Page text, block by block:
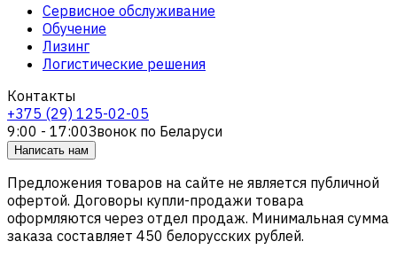
Сервисное обслуживание
Обучение
Лизинг
Логистические решения
Контакты
+375 (29) 125-02-05
9:00 - 17:00Звонок по Беларуси
Написать нам
Предложения товаров на сайте не является публичной
офертой. Договоры купли-продажи товара
оформляются через отдел продаж. Минимальная сумма
заказа составляет 450 белорусских рублей.